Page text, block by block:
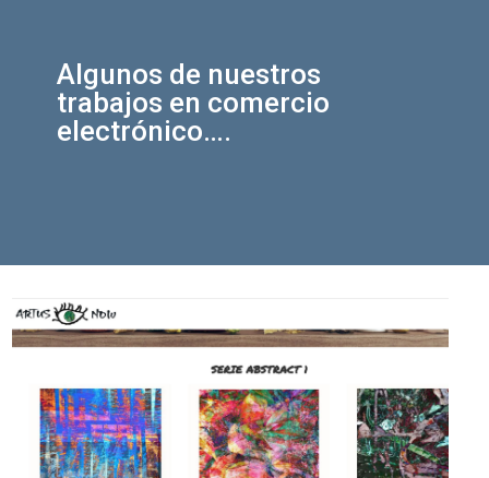
Algunos de nuestros
trabajos en comercio
electrónico….